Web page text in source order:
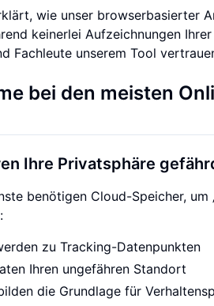
wie unser browserbasierter
keinerlei Aufzeichnungen
Fachleute unserem Tool
bei den meisten
Ihre Privatsphäre
benötigen Cloud-Speicher, um
zu Tracking-Datenpunkten
Ihren ungefähren Standort
die Grundlage für